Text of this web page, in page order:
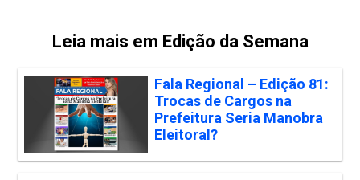
Leia mais em Edição da Semana
Fala Regional – Edição 81:
Trocas de Cargos na
Prefeitura Seria Manobra
Eleitoral?